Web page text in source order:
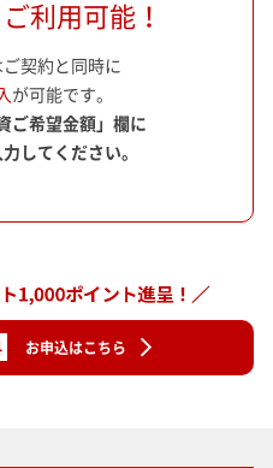
利用可能！
契約と同時に
が可能です。
ご希望金額」欄に
してください。
お申込はこちら